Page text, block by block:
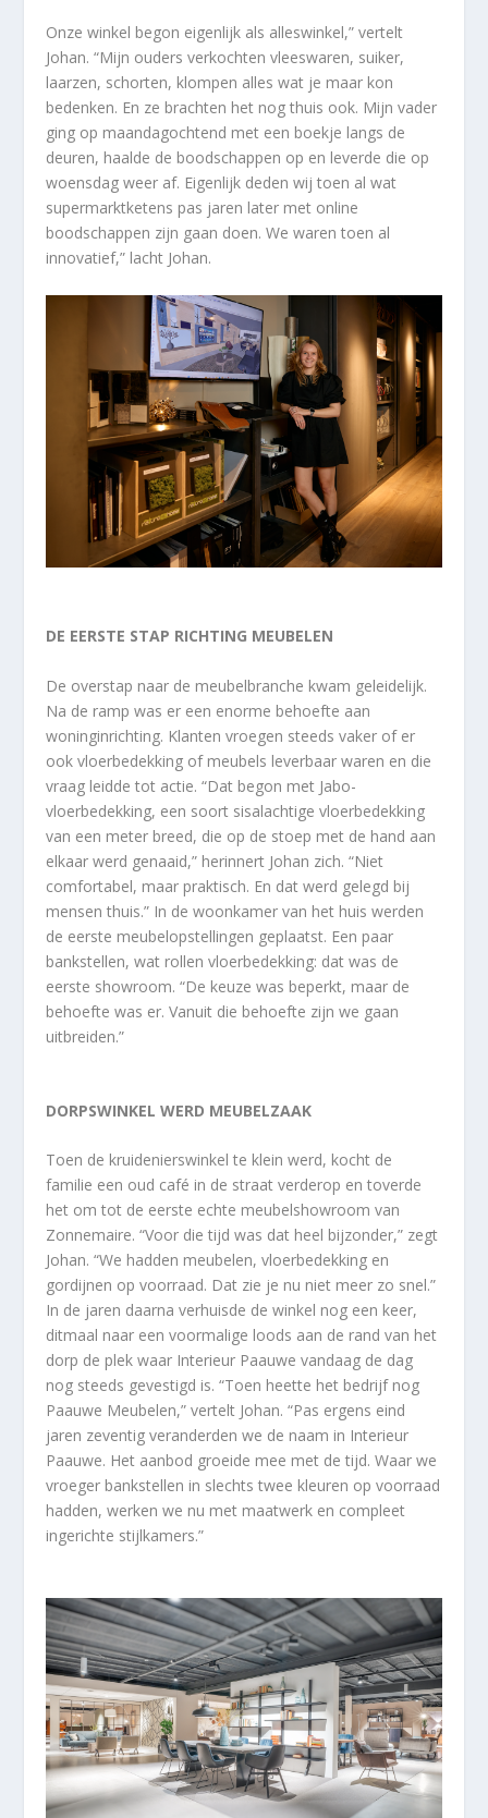
Onze winkel begon eigenlijk als alleswinkel,” vertelt
Johan. “Mijn ouders verkochten vleeswaren, suiker,
laarzen, schorten, klompen alles wat je maar kon
bedenken. En ze brachten het nog thuis ook. Mijn vader
ging op maandagochtend met een boekje langs de
deuren, haalde de boodschappen op en leverde die op
woensdag weer af. Eigenlijk deden wij toen al wat
supermarktketens pas jaren later met online
boodschappen zijn gaan doen. We waren toen al
innovatief,” lacht Johan.
DE EERSTE STAP RICHTING MEUBELEN
De overstap naar de meubelbranche kwam geleidelijk.
Na de ramp was er een enorme behoefte aan
woninginrichting. Klanten vroegen steeds vaker of er
ook vloerbedekking of meubels leverbaar waren en die
vraag leidde tot actie. “Dat begon met Jabo-
vloerbedekking, een soort sisalachtige vloerbedekking
van een meter breed, die op de stoep met de hand aan
elkaar werd genaaid,” herinnert Johan zich. “Niet
comfortabel, maar praktisch. En dat werd gelegd bij
mensen thuis.” In de woonkamer van het huis werden
de eerste meubelopstellingen geplaatst. Een paar
bankstellen, wat rollen vloerbedekking: dat was de
eerste showroom. “De keuze was beperkt, maar de
behoefte was er. Vanuit die behoefte zijn we gaan
uitbreiden.”
DORPSWINKEL WERD MEUBELZAAK
Toen de kruidenierswinkel te klein werd, kocht de
familie een oud café in de straat verderop en toverde
het om tot de eerste echte meubelshowroom van
Zonnemaire. “Voor die tijd was dat heel bijzonder,” zegt
Johan. “We hadden meubelen, vloerbedekking en
gordijnen op voorraad. Dat zie je nu niet meer zo snel.”
In de jaren daarna verhuisde de winkel nog een keer,
ditmaal naar een voormalige loods aan de rand van het
dorp de plek waar Interieur Paauwe vandaag de dag
nog steeds gevestigd is. “Toen heette het bedrijf nog
Paauwe Meubelen,” vertelt Johan. “Pas ergens eind
jaren zeventig veranderden we de naam in Interieur
Paauwe. Het aanbod groeide mee met de tijd. Waar we
vroeger bankstellen in slechts twee kleuren op voorraad
hadden, werken we nu met maatwerk en compleet
ingerichte stijlkamers.”